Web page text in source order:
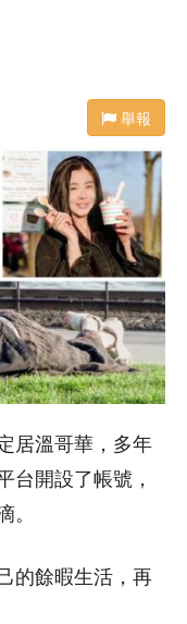
舉報
居溫哥華，多年
台開設了帳號，
。
的餘暇生活，再